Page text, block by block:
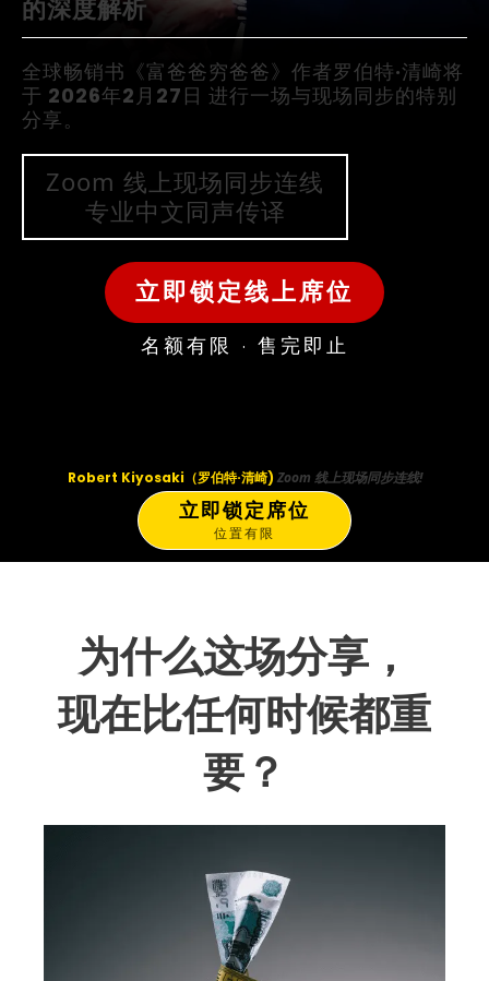
的深度解析
全球畅销书《富爸爸穷爸爸》作者罗伯特·清崎将
于 2026年2月27日 进行一场与现场同步的特别
分享。
Zoom 线上现场同步连线
专业中文同声传译
立即锁定线上席位
名额有限 · 售完即止
Robert Kiyosaki（罗伯特·清崎) Zoom 线上现场同步连线!
立即锁定席位
位置有限
为什么这场分享，
现在比任何时候都重
要？